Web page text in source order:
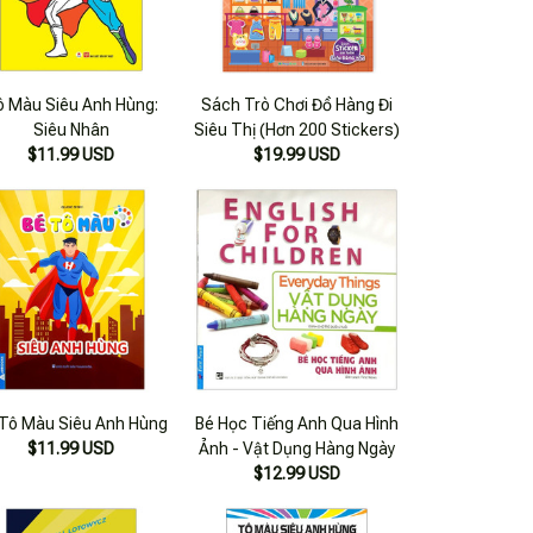
Màu Siêu Anh Hùng:
Siêu Nhân
$11.99 USD
Sách Trò Chơi Đồ Hàng Đi
Siêu Thị (Hơn 200 Stickers)
$19.99 USD
Màu Siêu Anh Hùng
$11.99 USD
Bé Học Tiếng Anh Qua Hình
Ảnh - Vật Dụng Hàng Ngày
$12.99 USD